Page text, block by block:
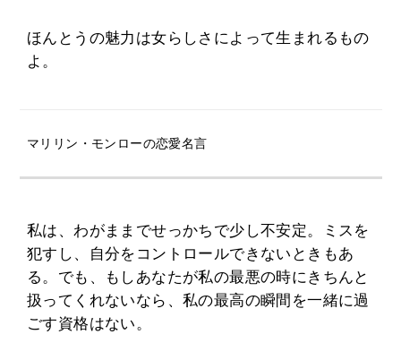
ほんとうの魅力は女らしさによって生まれるもの
よ。
マリリン・モンローの恋愛名言
私は、わがままでせっかちで少し不安定。ミスを
犯すし、自分をコントロールできないときもあ
る。でも、もしあなたが私の最悪の時にきちんと
扱ってくれないなら、私の最高の瞬間を一緒に過
ごす資格はない。